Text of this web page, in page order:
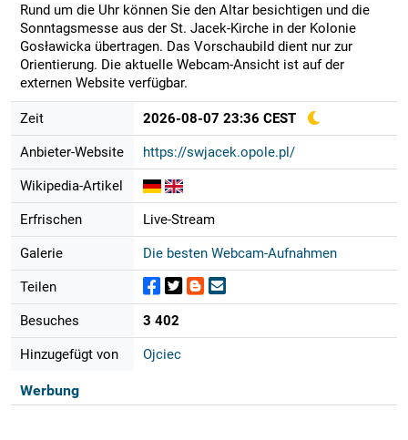
Rund um die Uhr können Sie den Altar besichtigen und die
Sonntagsmesse aus der St. Jacek-Kirche in der Kolonie
Gosławicka übertragen. Das Vorschaubild dient nur zur
Orientierung. Die aktuelle Webcam-Ansicht ist auf der
externen Website verfügbar.
Zeit 2026-08-07 23:36 CEST
Anbieter-Website https://swjacek.opole.pl/
Wikipedia-Artikel
Erfrischen Live-Stream
Galerie Die besten Webcam-Aufnahmen
Teilen
Besuches 3 402
Hinzugefügt von Ojciec
Werbung